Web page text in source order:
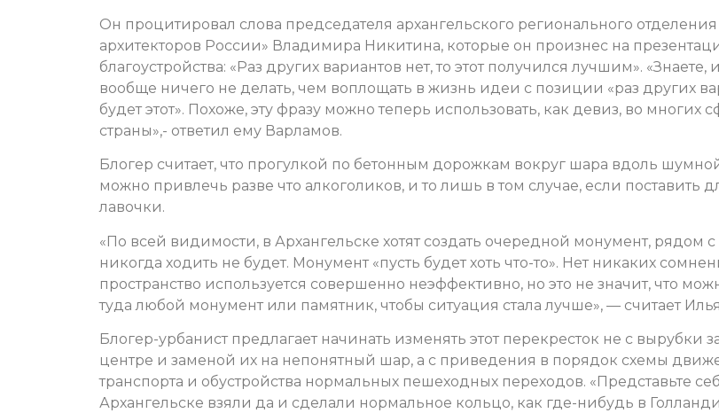
Он процитировал слова председателя архангельского регионального
архитекторов России» Владимира Никитина, которые он произнес на
благоустройства: «Раз других вариантов нет, то этот получился лучшим». «Знаете,
вообще ничего не делать, чем воплощать в жизнь идеи с позиции «раз других
будет этот». Похоже, эту фразу можно теперь использовать, как девиз, во многих
страны»,- ответил ему Варламов.
Блогер считает, что прогулкой по бетонным дорожкам вокруг шара вдоль
можно привлечь разве что алкоголиков, и то лишь в том случае, если поставить
лавочки.
«По всей видимости, в Архангельске хотят создать очередной монумент, рядом
никогда ходить не будет. Монумент «пусть будет хоть что-то». Нет никаких
пространство используется совершенно неэффективно, но это не значит, что
туда любой монумент или памятник, чтобы ситуация стала лучше», — считает
Блогер-урбанист предлагает начинать изменять этот перекресток не с вырубки
центре и заменой их на непонятный шар, а с приведения в порядок схемы
транспорта и обустройства нормальных пешеходных переходов. «Представьте
Архангельске взяли да и сделали нормальное кольцо, как где-нибудь в